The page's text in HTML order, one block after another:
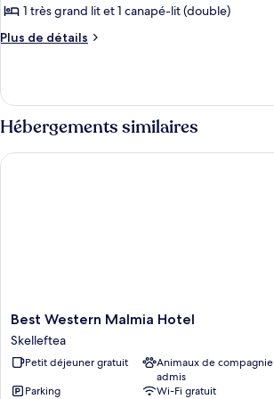
type
chambre :
1 très grand lit et 1 canapé-lit (double)
Plus de détails
Plus
le
type
de
chambre
Chambre
Hébergements similaires
Best
Western
Malmia
Hotel
Best Western Malmia Hotel
Skelleftea
Petit déjeuner gratuit
Animaux de compagnie
admis
Parking
Wi-Fi gratuit
Best Western Malmia Hotel